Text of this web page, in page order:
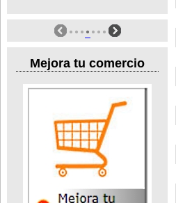
Mejora tu comercio